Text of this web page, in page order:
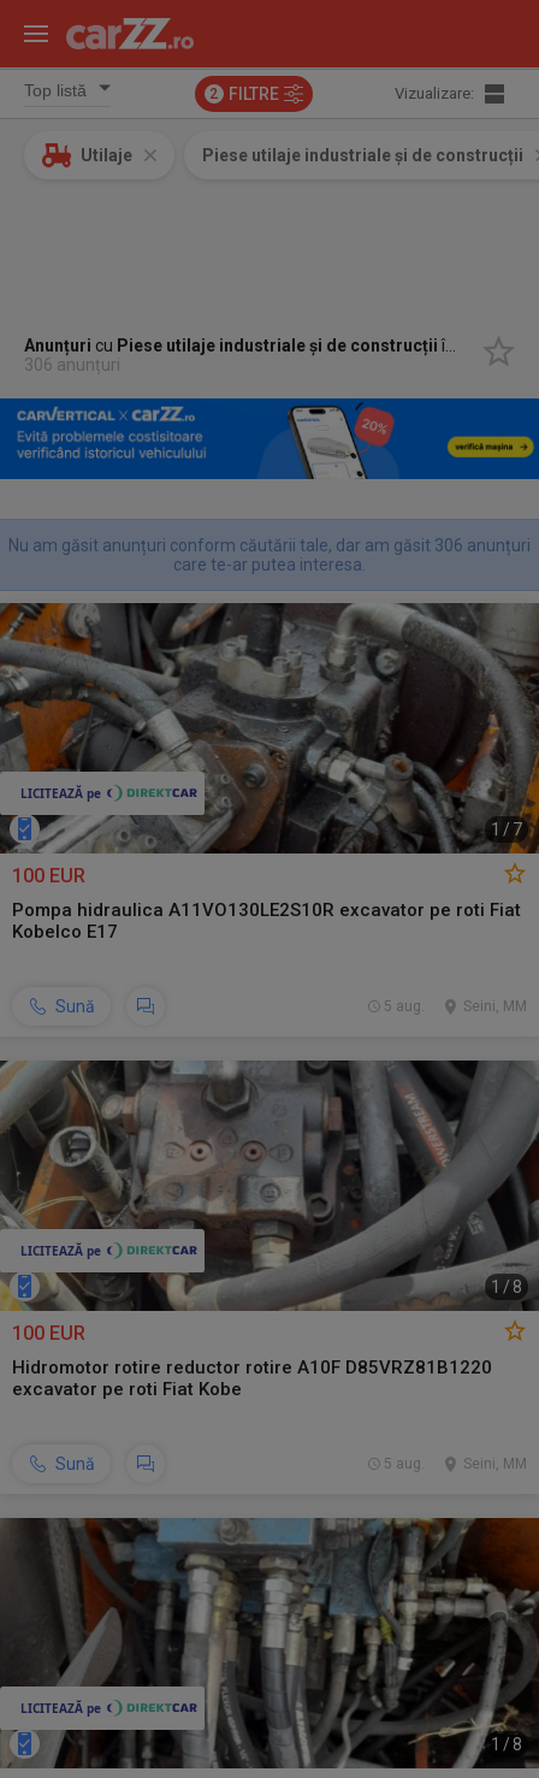
2 FILTRE Vizualizare:
Utilaje Piese utilaje industriale și de construcții
Anunțuri cu Piese utilaje industriale și de construcțiiîn
Targu
306 anunțuri
Nu am găsit anunțuri conform căutării tale, dar am găsit 306 anunțuri
care te-ar putea interesa.
1 / 7
100 EUR
Pompa hidraulica A11VO130LE2S10R excavator pe roti Fiat
Kobelco E17
Sună Seini, MM
5 aug.
1 /8
100 EUR
Hidromotor rotire reductor rotire A10F D85VRZ81B1220
excavator pe roti Fiat Kobe
Sună Seini, MM
5 aug.
1 / 8